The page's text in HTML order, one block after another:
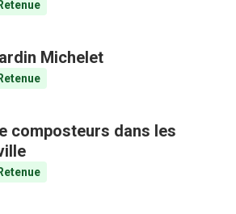
Retenue
Michelet
Retenue
composteurs dans les
Retenue